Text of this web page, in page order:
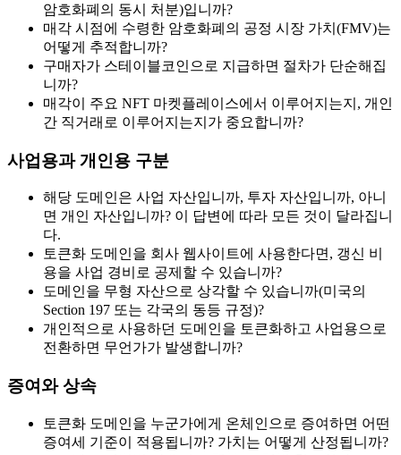
암호화폐의 동시 처분)입니까?
매각 시점에 수령한 암호화폐의 공정 시장 가치(FMV)는
어떻게 추적합니까?
구매자가 스테이블코인으로 지급하면 절차가 단순해집
니까?
매각이 주요 NFT 마켓플레이스에서 이루어지는지, 개인
간 직거래로 이루어지는지가 중요합니까?
사업용과 개인용 구분
해당 도메인은 사업 자산입니까, 투자 자산입니까, 아니
면 개인 자산입니까? 이 답변에 따라 모든 것이 달라집니
다.
토큰화 도메인을 회사 웹사이트에 사용한다면, 갱신 비
용을 사업 경비로 공제할 수 있습니까?
도메인을 무형 자산으로 상각할 수 있습니까(미국의
Section 197 또는 각국의 동등 규정)?
개인적으로 사용하던 도메인을 토큰화하고 사업용으로
전환하면 무언가가 발생합니까?
증여와 상속
토큰화 도메인을 누군가에게 온체인으로 증여하면 어떤
증여세 기준이 적용됩니까? 가치는 어떻게 산정됩니까?